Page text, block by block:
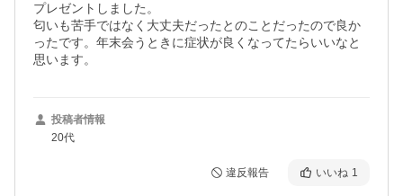
プレゼントしました。
匂いも苦手ではなく大丈夫だったとのことだったので良か
ったです。年末会うときに症状が良くなってたらいいなと
思います。
投稿者情報
20代
違反報告 いいね 1